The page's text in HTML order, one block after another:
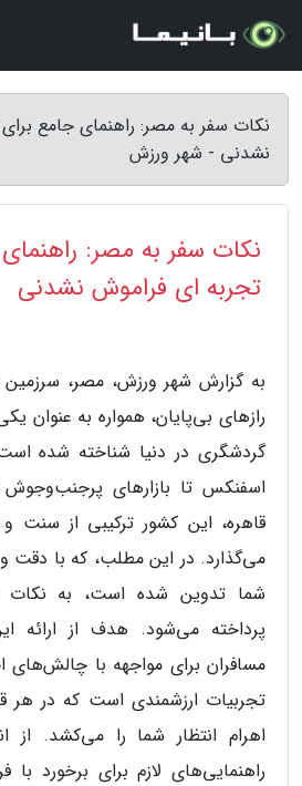
نکات سفر به مصر: راهنمای جامع
نشدنی - شهر ورزش
نکات سفر به مصر:
تجربه ای فراموش نشدنی
به گزارش شهر ورزش، مصر، سرزمین
رازهای بی‌پایان، همواره به عنوان
گردشگری در دنیا شناخته شده
اسفنکس تا بازارهای
قاهره، این کشور ترکیبی از سنت
می‌گذارد. در این مطلب، که با دقت
شما تدوین شده است، به
پرداخته می‌شود. هدف از ارائه
مسافران برای مواجهه با چالش‌های
تجربیات ارزشمندی است که در هر
اهرام انتظار شما را می‌کشد. از
راهنمایی‌های لازم برای برخورد